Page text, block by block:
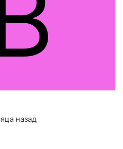
назад